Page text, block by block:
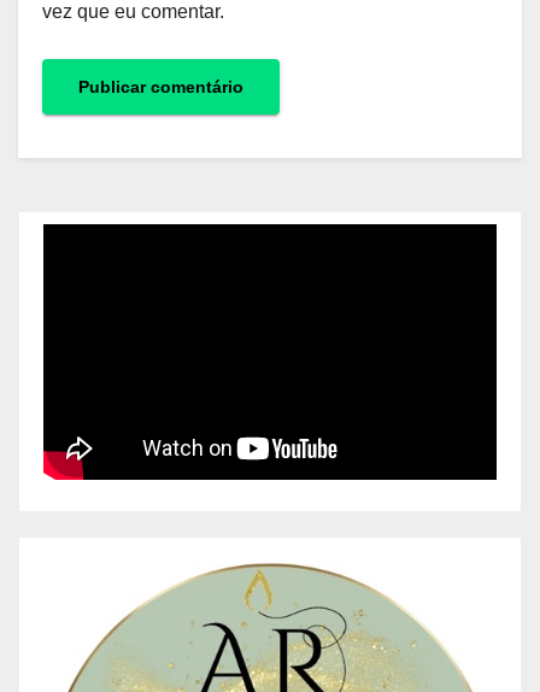
vez que eu comentar.